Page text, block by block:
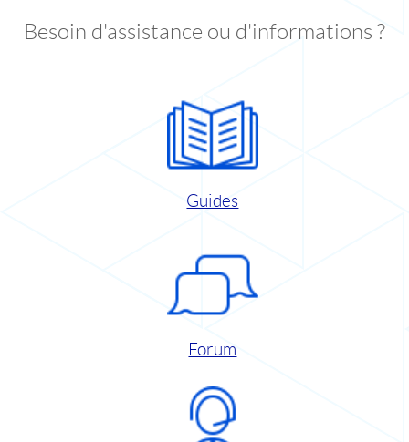
Besoin d'assistance ou d'informations ?
Guides
Forum